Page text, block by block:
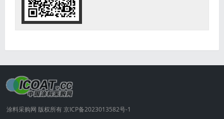
涂料采购网 版权所有 京ICP备2023013582号-1